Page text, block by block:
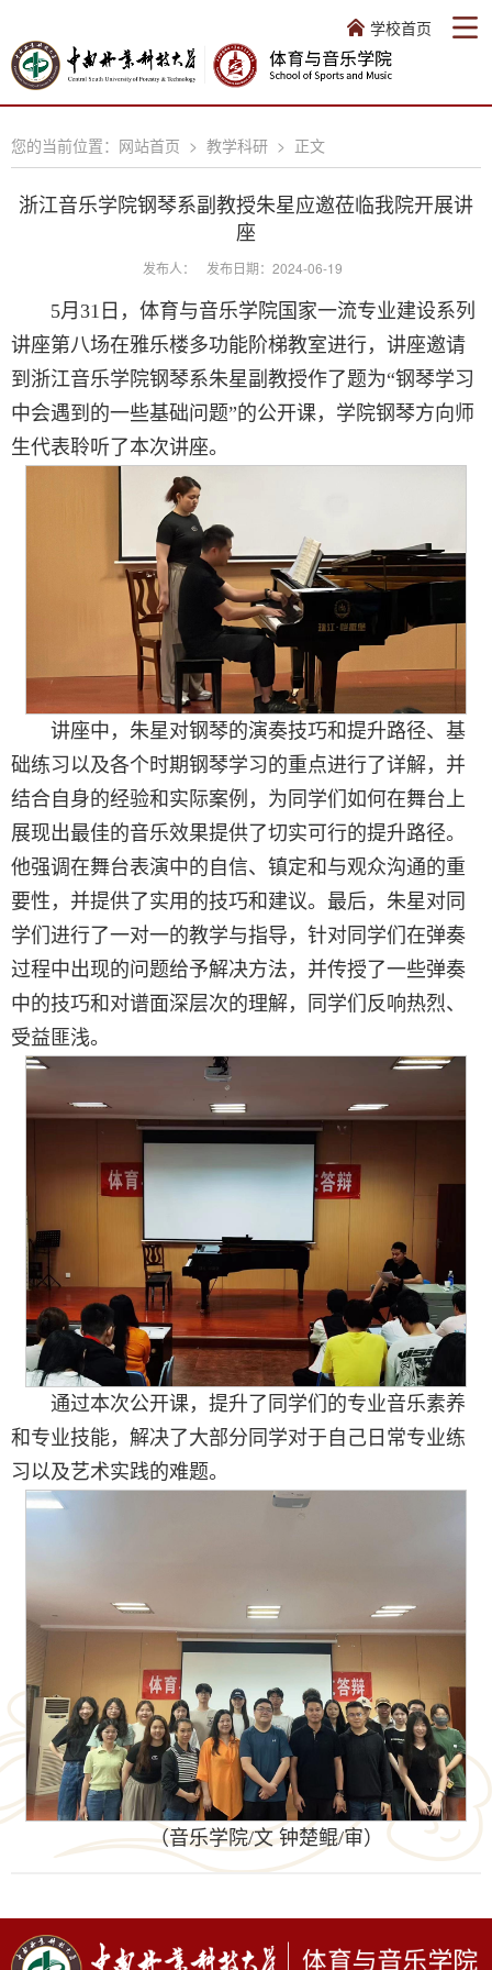
学校首页
您的当前位置： 网站首页 > 教学科研 > 正文
浙江音乐学院钢琴系副教授朱星应邀莅临我院开展讲
座
发布人： 发布日期：2024-06-19
5月31日，体育与音乐学院国家一流专业建设系列
讲座第八场在雅乐楼多功能阶梯教室进行，讲座邀请
到浙江音乐学院钢琴系朱星副教授作了题为“钢琴学习
中会遇到的一些基础问题”的公开课，学院钢琴方向师
生代表聆听了本次讲座。
讲座中，朱星对钢琴的演奏技巧和提升路径、基
础练习以及各个时期钢琴学习的重点进行了详解，并
结合自身的经验和实际案例，为同学们如何在舞台上
展现出最佳的音乐效果提供了切实可行的提升路径。
他强调在舞台表演中的自信、镇定和与观众沟通的重
要性，并提供了实用的技巧和建议。最后，朱星对同
学们进行了一对一的教学与指导，针对同学们在弹奏
过程中出现的问题给予解决方法，并传授了一些弹奏
中的技巧和对谱面深层次的理解，同学们反响热烈、
受益匪浅。
通过本次公开课，提升了同学们的专业音乐素养
和专业技能，解决了大部分同学对于自己日常专业练
习以及艺术实践的难题。
（音乐学院/文 钟楚鲲/审）